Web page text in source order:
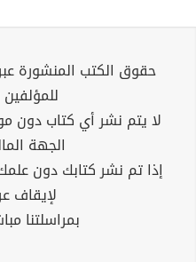
حقوق الكتب المنشورة
لا يتم نشر أي كتاب دون
الجهة
إذا تم نشر كتابك دون
لإيقاف
بمراسلتنا